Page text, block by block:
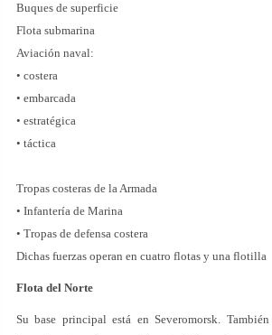
Buques de superficie
Flota submarina
Aviación naval:
• costera
• embarcada
• estratégica
• táctica
Tropas costeras de la Armada
• Infantería de Marina
• Tropas de defensa costera
Dichas fuerzas operan en cuatro flotas y una flotilla
Flota del Norte
Su base principal está en Severomorsk.